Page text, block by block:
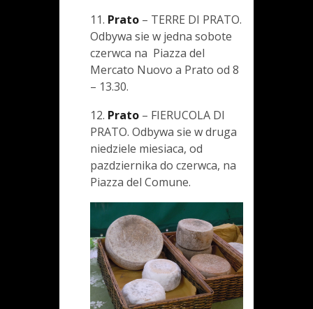
11. Prato – TERRE DI PRATO.
Odbywa sie w jedna sobote
czerwca na Piazza del
Mercato Nuovo a Prato od 8
– 13.30.
12. Prato – FIERUCOLA DI
PRATO. Odbywa sie w druga
niedziele miesiaca, od
pazdziernika do czerwca, na
Piazza del Comune.